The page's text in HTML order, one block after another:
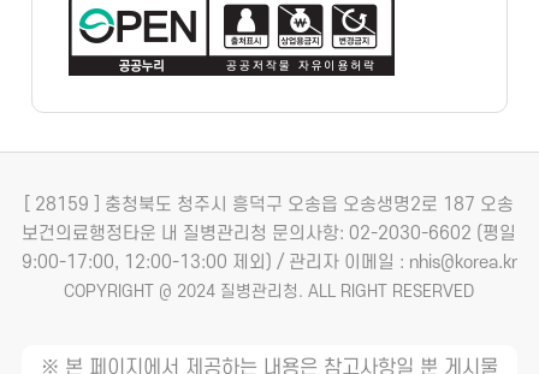
[ 28159 ] 충청북도 청주시 흥덕구 오송읍 오송생명2로 187 오송
보건의료행정타운 내 질병관리청 문의사항: 02-2030-6602 (평일
9:00-17:00, 12:00-13:00 제외) / 관리자 이메일 : nhis@korea.kr
COPYRIGHT @ 2024 질병관리청. ALL RIGHT RESERVED
※ 본 페이지에서 제공하는 내용은 참고사항일 뿐 게시물